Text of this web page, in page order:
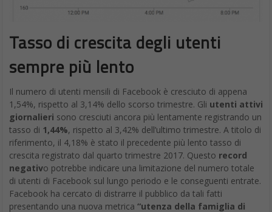
Tasso di crescita degli utenti
sempre più lento
Il numero di utenti mensili di Facebook è cresciuto di appena
1,54%, rispetto al 3,14% dello scorso trimestre. Gli utenti attivi
giornalieri sono cresciuti ancora più lentamente registrando un
tasso di 1,44%, rispetto al 3,42% dell’ultimo trimestre. A titolo di
riferimento, il 4,18% è stato il precedente più lento tasso di
crescita registrato dal quarto trimestre 2017. Questo record
negativo potrebbe indicare una limitazione del numero totale
di utenti di Facebook sul lungo periodo e le conseguenti entrate.
Facebook ha cercato di distrarre il pubblico da tali fatti
presentando una nuova metrica “utenza della famiglia di